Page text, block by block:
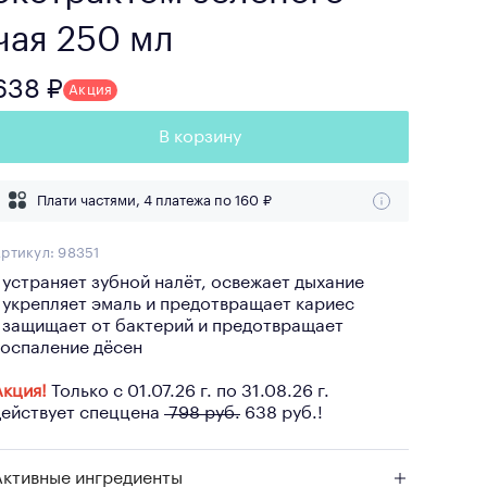
250 мл
₽ Акция
В корзину
Плати частями, 4 платежа по 160 ₽
98351
устраняет зубной налёт, освежает дыхание
укрепляет эмаль и предотвращает кариес
защищает от бактерий и предотвращает
дёсен
Только с 01.07.26 г. по 31.08.26 г.
спеццена 798 руб. 638 руб.!
ингредиенты